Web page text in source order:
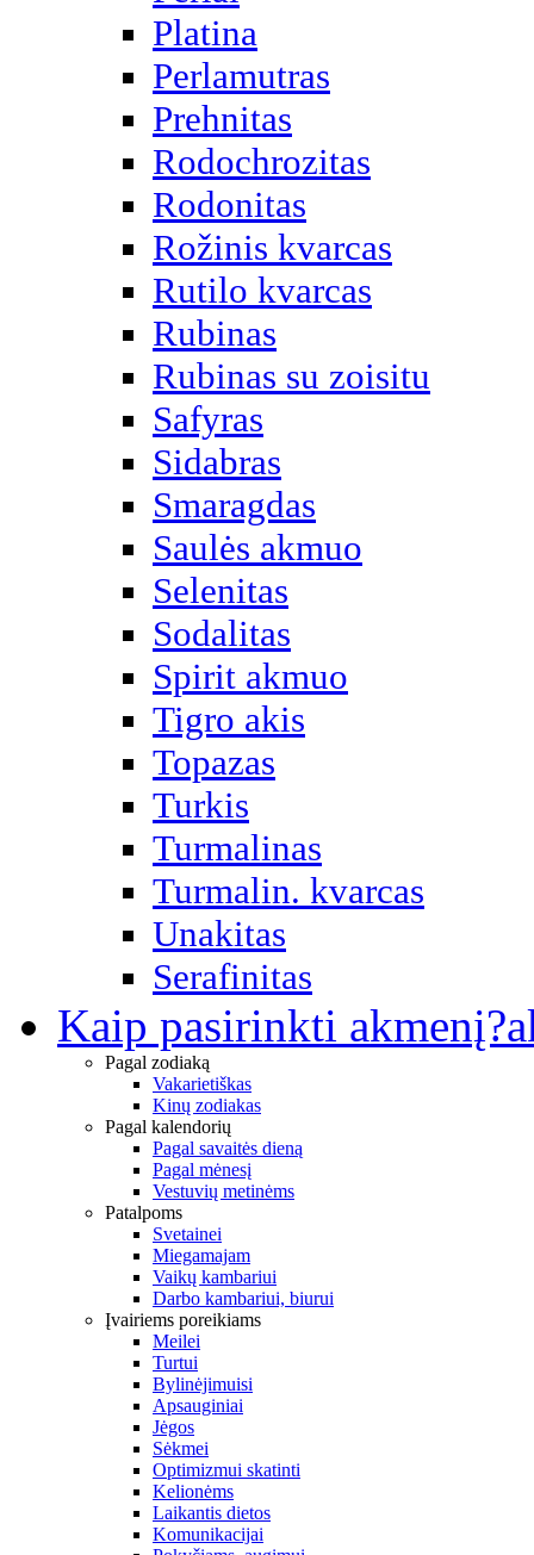
Platina
Perlamutras
Prehnitas
Rodochrozitas
Rodonitas
Rožinis kvarcas
Rutilo kvarcas
Rubinas
Rubinas su zoisitu
Safyras
Sidabras
Smaragdas
Saulės akmuo
Selenitas
Sodalitas
Spirit akmuo
Tigro akis
Topazas
Turkis
Turmalinas
Turmalin. kvarcas
Unakitas
Serafinitas
Kaip pasirinkti akmenį?
Pagal zodiaką
Vakarietiškas
Kinų zodiakas
Pagal kalendorių
Pagal savaitės dieną
Pagal mėnesį
Vestuvių metinėms
Patalpoms
Svetainei
Miegamajam
Vaikų kambariui
Darbo kambariui, biurui
Įvairiems poreikiams
Meilei
Turtui
Bylinėjimuisi
Apsauginiai
Jėgos
Sėkmei
Optimizmui skatinti
Kelionėms
Laikantis dietos
Komunikacijai